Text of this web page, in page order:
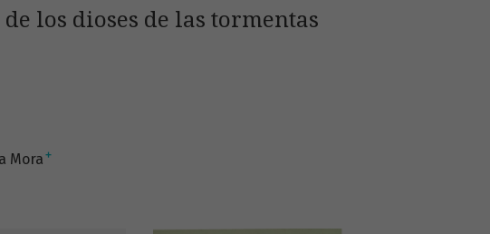
los dioses de las tormentas
Mora +